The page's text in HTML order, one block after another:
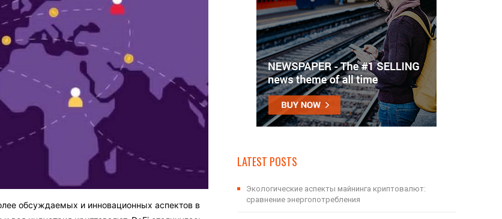
обсуждаемых и инновационных аспектов в
LATEST POSTS
Экологические аспекты майнинга криптовалют:
сравнение энергопотребления